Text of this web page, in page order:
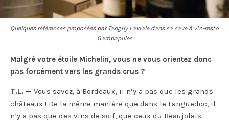
Quelques références proposées par Tanguy Laviale dans sa cave à vin-resto
Garopapilles
Malgré votre étoile Michelin, vous ne vous orientez donc
pas forcément vers les grands crus ?
T.L. — Vous savez, à Bordeaux, il n’y a pas que les grands
châteaux ! De la même manière que dans le Languedoc, il
n’y a pas que des vins de soif, que ceux du Beaujolais